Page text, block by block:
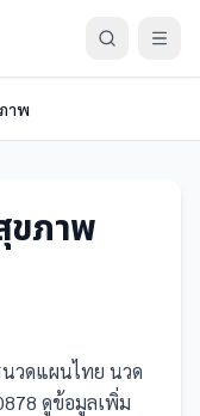
าพ
ขภาพ
วดแผนไทย นวด
ดูข้อมูลเพิ่ม